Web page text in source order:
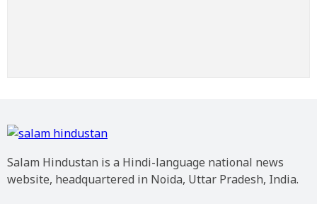
Salam Hindustan is a Hindi-language national news
website, headquartered in Noida, Uttar Pradesh, India.